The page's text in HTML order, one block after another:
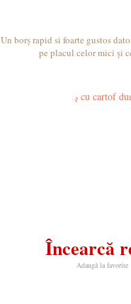
Un borș rapid si foarte gustos
pe placul celor mici și
Încearcă
Adaugă la favorite